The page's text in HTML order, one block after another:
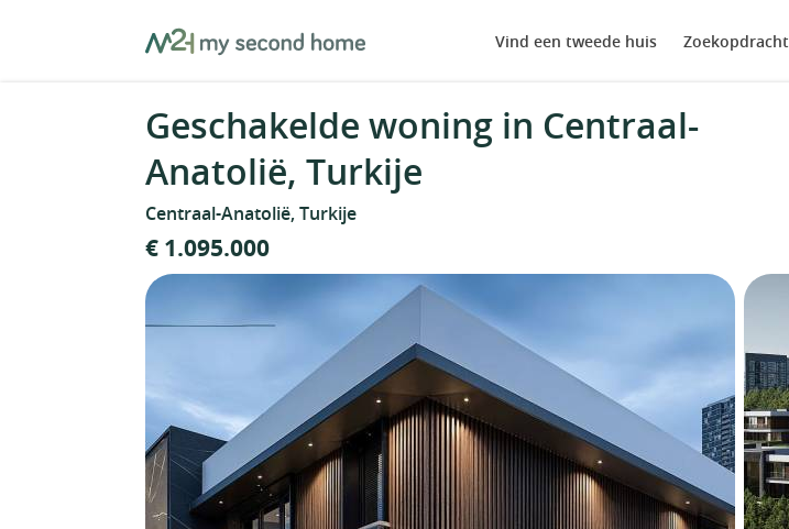
MySecondHome Vind een tweede huis Zoekopdracht
Geschakelde woning in Centraal-
Anatolië, Turkije
Centraal-Anatolië, Turkije
€ 1.095.000